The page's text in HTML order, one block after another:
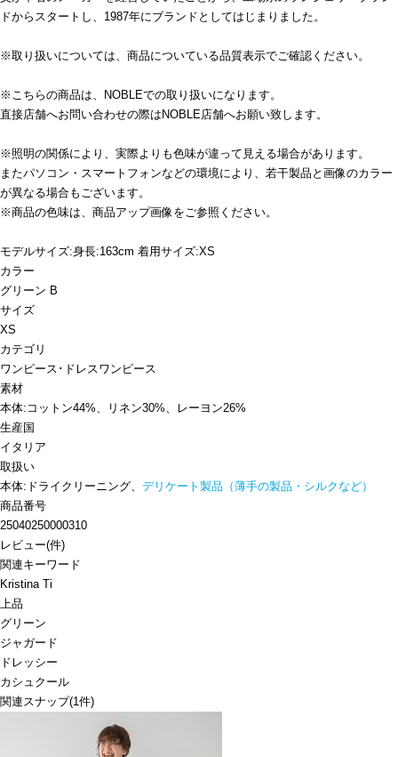
ドからスタートし、1987年にブランドとしてはじまりました。
※取り扱いについては、商品についている品質表示でご確認ください。
※こちらの商品は、NOBLEでの取り扱いになります。
直接店舗へお問い合わせの際はNOBLE店舗へお願い致します。
※照明の関係により、実際よりも色味が違って見える場合があります。
またパソコン・スマートフォンなどの環境により、若干製品と画像のカラー
が異なる場合もございます。
※商品の色味は、商品アップ画像をご参照ください。
モデルサイズ:身長:163cm 着用サイズ:XS
カラー
グリーン B
サイズ
XS
カテゴリ
ワンピース･ドレスワンピース
素材
本体:コットン44%、リネン30%、レーヨン26%
生産国
イタリア
取扱い
本体:ドライクリーニング、 デリケート製品（薄手の製品・シルクなど）
商品番号
25040250000310
レビュー(件)
関連キーワード
Kristina Ti
上品
グリーン
ジャガード
ドレッシー
カシュクール
関連スナップ(1件)